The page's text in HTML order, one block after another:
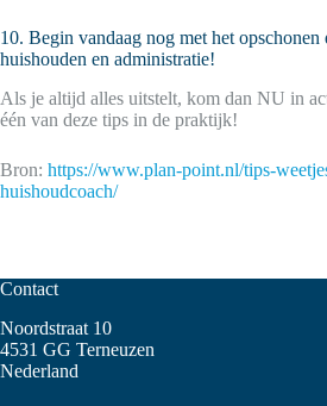
10. Begin vandaag nog met het opschonen
huishouden en administratie!
Als je altijd alles uitstelt, kom dan NU in
één van deze tips in de praktijk!
Bron: https://www.plan-point.nl/tips-
huishoudcoach/
Contact
Noordstraat 10
4531 GG Terneuzen
Nederland